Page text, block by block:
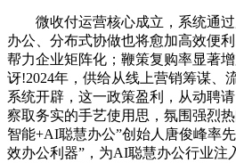
微收付运营核心成立，系统通过
办公、分布式协做也将愈加高效便利
帮力企业矩阵化；鞭策复购率显著
讶!2024年，供给从线上营销筹谋、
系统开辟，这一政策盈利，从动聘
察取务实的手艺使用思，氛围强烈
智能+AI聪慧办公”创始人唐俊峰率
效办公利器”，为AI聪慧办公行业注